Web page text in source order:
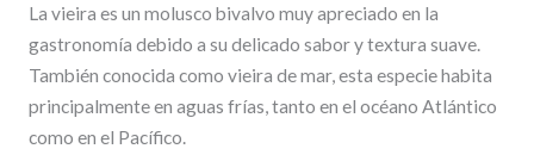
La vieira es un molusco bivalvo muy apreciado en la
gastronomía debido a su delicado sabor y textura suave.
También conocida como vieira de mar, esta especie habita
principalmente en aguas frías, tanto en el océano Atlántico
como en el Pacífico.